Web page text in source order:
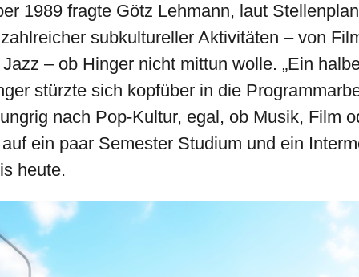
1989 fragte Götz Lehmann, laut
subkultureller Aktivitäten – von
– ob Hinger nicht mittun wolle. „Ein
stürzte sich kopfüber in die
nach Pop-Kultur, egal, ob Musik, Film
ein paar Semester Studium und ein
heute.